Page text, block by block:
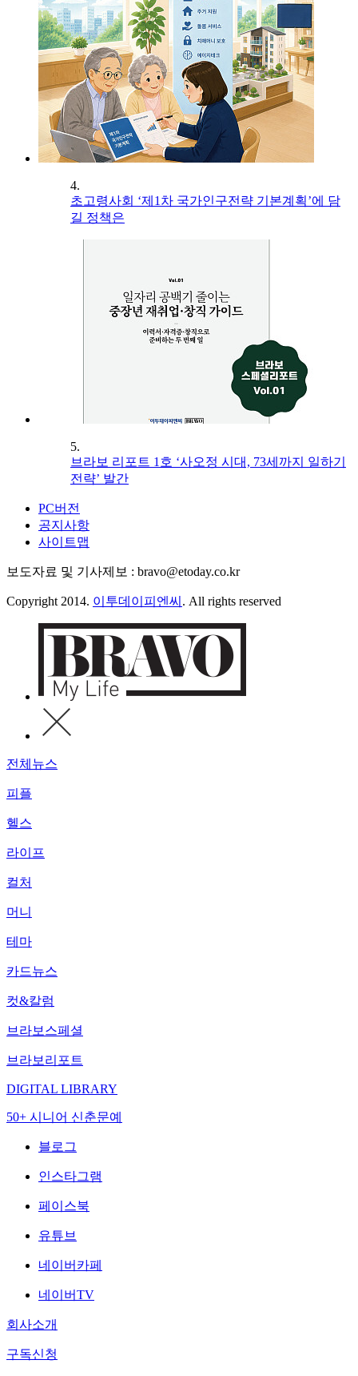
4.
초고령사회 ‘제1차 국가인구전략 기본계획’에 담
길 정책은
5.
브라보 리포트 1호 ‘사오정 시대, 73세까지 일하기
전략’ 발간
PC버전
공지사항
사이트맵
보도자료 및 기사제보 : bravo@etoday.co.kr
Copyright 2014. 이투데이피엔씨 . All rights reserved
전체뉴스
피플
헬스
라이프
컬처
머니
테마
카드뉴스
컷&칼럼
브라보스페셜
브라보리포트
DIGITAL LIBRARY
50+ 시니어 신춘문예
블로그
인스타그램
페이스북
유튜브
네이버카페
네이버TV
회사소개
구독신청